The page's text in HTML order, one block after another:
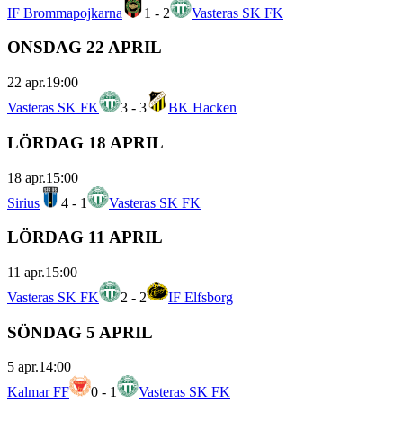
IF Brommapojkarna 1 - 2 Vasteras SK FK
ONSDAG 22 APRIL
22 apr.19:00
Vasteras SK FK
3 - 3 BK Hacken
LÖRDAG 18 APRIL
18 apr.15:00
Sirius
4 - 1 Vasteras SK FK
LÖRDAG 11 APRIL
11 apr.15:00
Vasteras SK FK
2 - 2 IF Elfsborg
SÖNDAG 5 APRIL
5 apr.14:00
Kalmar FF
0 - 1 Vasteras SK FK